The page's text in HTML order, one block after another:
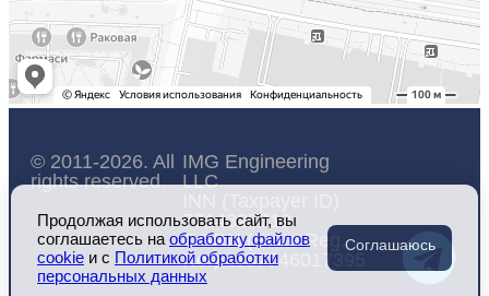
© 2011-2026. All
rights reserved.
IMG Engineering
LLC
7714325712
OGRN (State Reg.
No.) 1157746017395
Продолжая использовать сайт, вы
соглашаетесь на обработку файлов
cookie и c Политикой обработки
персональных данных
Соглашаюсь